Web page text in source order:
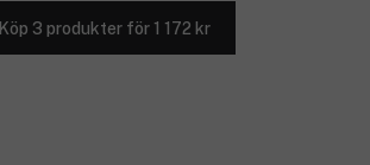
Köp 3 produkter för 1 172 kr